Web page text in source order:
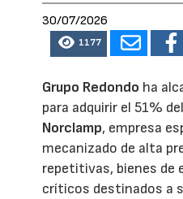
30/07/2026
1177
Grupo Redondo ha
para adquirir el 51%
Norclamp, empresa
mecanizado de alta
repetitivas, bienes de
críticos destinados a